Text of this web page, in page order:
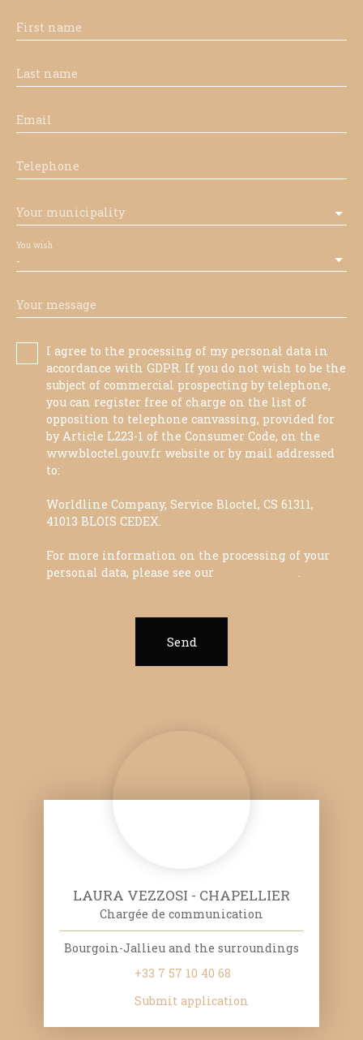
First name
Last name
Email
Telephone
Your municipality
-
You wish
Your message
I agree to the processing of my personal data in
accordance with GDPR. If you do not wish to be the
subject of commercial prospecting by telephone,
you can register free of charge on the list of
opposition to telephone canvassing, provided for
by Article L223-1 of the Consumer Code, on the
www.bloctel.gouv.fr website or by mail addressed
to:
Worldline Company, Service Bloctel, CS 61311,
41013 BLOIS CEDEX.
For more information on the processing of your
personal data, please see our
.
Send
LAURA VEZZOSI - CHAPELLIER
Chargée de communication
Bourgoin-Jallieu and the surroundings
+33 7 57 10 40 68
Submit application